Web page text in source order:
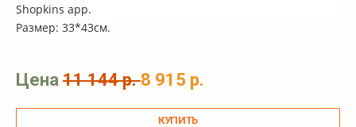
Shopkins app.
Размер: 33*43см.
Цена 11 144 р.8 915 р.